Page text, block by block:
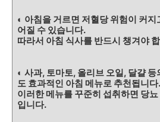
◐ 아침을 거르면 저혈당 위험이 커
어질 수 있습니다.
따라서 아침 식사를 반드시 챙겨야
◐ 사과, 토마토, 올리브 오일, 달걀
도 효과적인 아침 메뉴로 추천됩니다.
이러한 메뉴를 꾸준히 섭취하면 당
입니다.